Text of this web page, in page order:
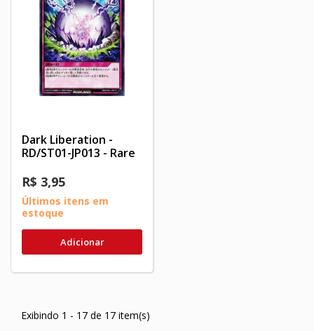
Dark Liberation -
RD/ST01-JP013 - Rare
R$ 3,95
Últimos itens em
estoque
Adicionar
Exibindo 1 - 17 de 17 item(s)